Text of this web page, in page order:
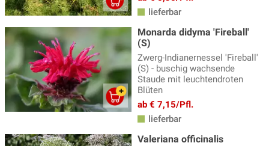
lieferbar
Monarda didyma 'Fireball'
(S)
Zwerg-Indianernessel 'Fireball'
(S) - buschig wachsende
Staude mit leuchtendroten
Blüten
ab € 7,15/Pfl.
lieferbar
Valeriana officinalis